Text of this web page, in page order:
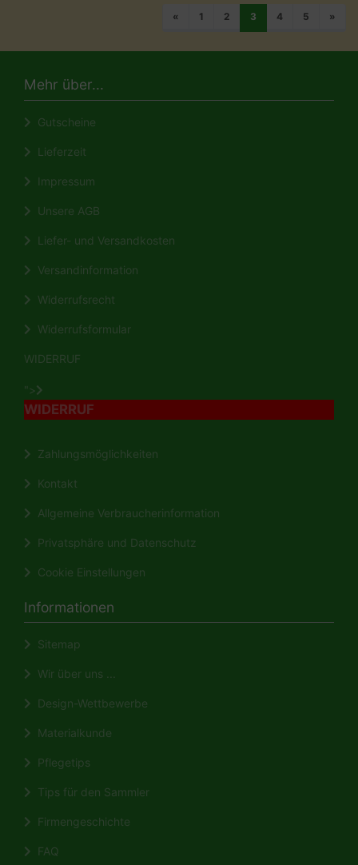
« 1 2 3 4 5 »
Mehr über...
Gutscheine
Lieferzeit
Impressum
Unsere AGB
Liefer- und Versandkosten
Versandinformation
Widerrufsrecht
Widerrufsformular
WIDERRUF
">
WIDERRUF
Zahlungsmöglichkeiten
Kontakt
Allgemeine Verbraucherinformation
Privatsphäre und Datenschutz
Cookie Einstellungen
Informationen
Sitemap
Wir über uns ...
Design-Wettbewerbe
Materialkunde
Pflegetips
Tips für den Sammler
Firmengeschichte
FAQ